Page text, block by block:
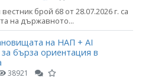
брой 68 от 28.07.2026 г. са
на държавното...
на НАП + AI
бърза ориентация в
38921